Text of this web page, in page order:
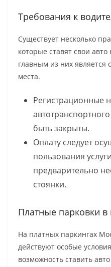
Требования к
Существует несколько
которые ставят свои
главным из них является
места.
Регистрационные
быть закрыты.
Оплату следует
пользования
предварительно
стоянки.
Платные парковки
На платных паркингах
действуют особые
возможность ставить